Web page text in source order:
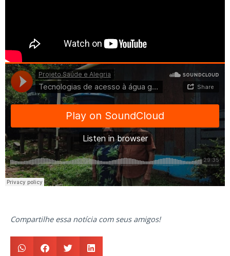
Compartilhe essa notícia com seus amigos!